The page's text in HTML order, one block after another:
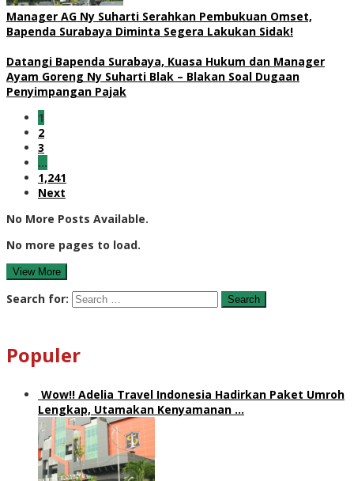
Manager AG Ny Suharti Serahkan Pembukuan Omset,
Bapenda Surabaya Diminta Segera Lakukan Sidak!
Datangi Bapenda Surabaya, Kuasa Hukum dan Manager
Ayam Goreng Ny Suharti Blak – Blakan Soal Dugaan
Penyimpangan Pajak
1
2
3
…
1,241
Next
No More Posts Available.
No more pages to load.
View More
Search for:
Populer
Wow!! Adelia Travel Indonesia Hadirkan Paket Umroh
Lengkap, Utamakan Kenyamanan …